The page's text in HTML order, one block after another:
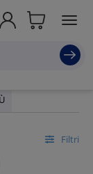
di Cablaggio e
Filtri